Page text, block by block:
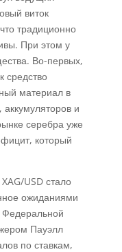
виток
традиционно
При этом у
Во-первых,
средство
материал в
и
серебра уже
который
USD стало
ожиданиями
Федеральной
Пауэлл
по ставкам,